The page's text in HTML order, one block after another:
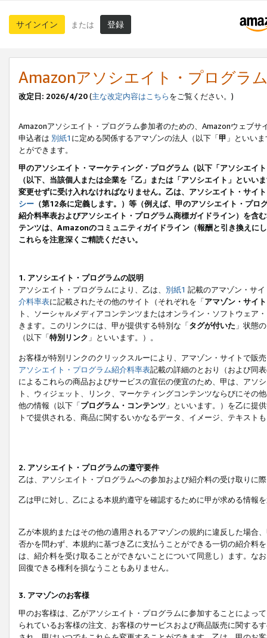
サインイン または 登録
Amazonアソシエイト・プログラ
改定日: 2026/4/20(主な改定内容はこちらをご覧ください。)
Amazonアソシエイト・プログラム参加者のための、Amazonウェブサ
申込者は 別紙1 に定める関係するアマゾンの法人（以下「甲 」といい
とができます。
甲のアソシエイト・マーケティング・プログラム（以下「アソシエイ
（以下、当該個人または企業を「乙」または「アソシエイト」とい
変更せずに受け入れなければなりません。乙は、アソシエイト・サイ
シー （第12条に定義します。）等（例えば、甲のアソシエイト・プ
紹介料率表およびアソシエイト・プログラム商標ガイドライン）を
テンツは、Amazonのコミュニティガイドライン（報酬と引き換えに
これらを注意深くご精読ください。
1. アソシエイト・プログラムの説明
アソシエイト・プログラムにより、乙は、 別紙1 記載のアマゾン・サ
介料率表に記載されたその他のサイト（それぞれを「アマゾン・サイト
ト、ソーシャルメディアコンテンツまたはオンライン・ソフトウェア
きます。このリンクには、甲が提供する特別な「タグが付いた 」状態
（以下「特別リンク 」といいます。）。
お客様が特別リンクのクリックスルーにより、アマゾン・サイトで販
アソシエイト・プログラム紹介料率表記載の詳細のとおり（および同
によるこれらの商品およびサービスの宣伝の便宜のため、甲は、アソ
ト、ウィジェット、リンク、マーケティングコンテンツならびにその
他の情報（以下「プログラム・コンテンツ 」といいます。）を乙に提
トで提供される、商品に関するいかなるデータ、イメージ、テキス
2. アソシエイト・プログラムの遵守要件
乙は、アソシエイト・プログラムへの参加および紹介料の受け取りに
乙は甲に対し、乙による本規約遵守を確認するために甲が求める情報
乙が本規約またはその他の適用されるアマゾンの規約に違反した場合
否かを問わず、本規約に基づき乙に支払うことができる一切の紹介料
は、紹介料を受け取ることができないことについて同意し）ます。な
回復できる権利を損なうこともありません。
3. アマゾンのお客様
甲のお客様は、乙がアソシエイト・プログラムに参加することによっ
られているお客様の注文、お客様のサービスおよび商品販売に関する